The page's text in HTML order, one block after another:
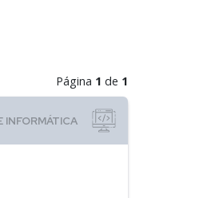
Página 1 de 1